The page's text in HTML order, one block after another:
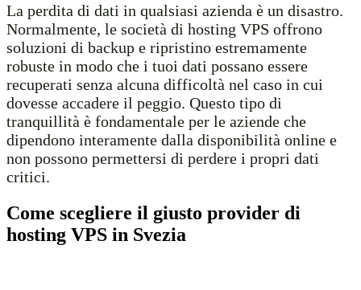
La perdita di dati in qualsiasi azienda è un disastro.
Normalmente, le società di hosting VPS offrono
soluzioni di backup e ripristino estremamente
robuste in modo che i tuoi dati possano essere
recuperati senza alcuna difficoltà nel caso in cui
dovesse accadere il peggio. Questo tipo di
tranquillità è fondamentale per le aziende che
dipendono interamente dalla disponibilità online e
non possono permettersi di perdere i propri dati
critici.
Come scegliere il giusto provider di
hosting VPS in Svezia